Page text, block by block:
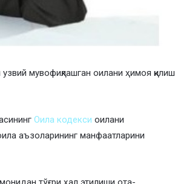
мувофиқлашган оилани ҳимоя қилиш
Оила кодекси оилани
аъзоларининг манфаатларини